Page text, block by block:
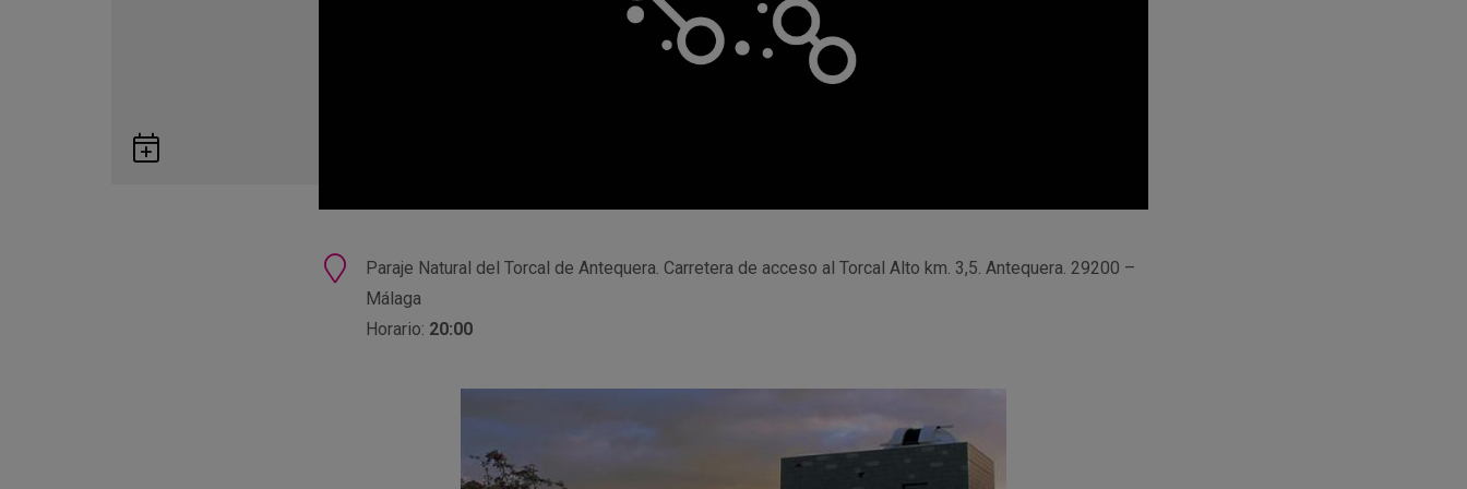
Guardar
en
Ubicación
Paraje Natural del Torcal de Antequera. Carretera de acceso al Torcal Alto km. 3,5. Antequera. 29200 –
Málaga
Horario: 20:00